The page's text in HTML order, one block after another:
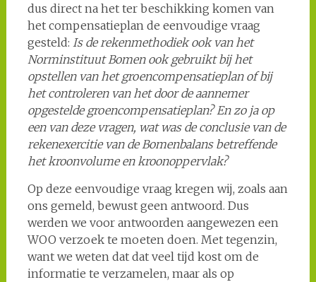
dus direct na het ter beschikking komen van
het compensatieplan de eenvoudige vraag
gesteld: Is de rekenmethodiek ook van het
Norminstituut Bomen ook gebruikt bij het
opstellen van het groencompensatieplan of bij
het controleren van het door de aannemer
opgestelde groencompensatieplan? En zo ja op
een van deze vragen, wat was de conclusie van de
rekenexercitie van de Bomenbalans betreffende
het kroonvolume en kroonoppervlak?
Op deze eenvoudige vraag kregen wij, zoals aan
ons gemeld, bewust geen antwoord. Dus
werden we voor antwoorden aangewezen een
WOO verzoek te moeten doen. Met tegenzin,
want we weten dat dat veel tijd kost om de
informatie te verzamelen, maar als op